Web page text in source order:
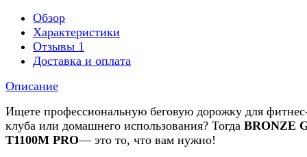
Обзор
Характеристики
Отзывы 1
Доставка и оплата
Описание
Ищете профессиональную беговую дорожку для
клуба или домашнего использования? Тогда BRONZE
T1100M PRO— это то, что вам нужно!